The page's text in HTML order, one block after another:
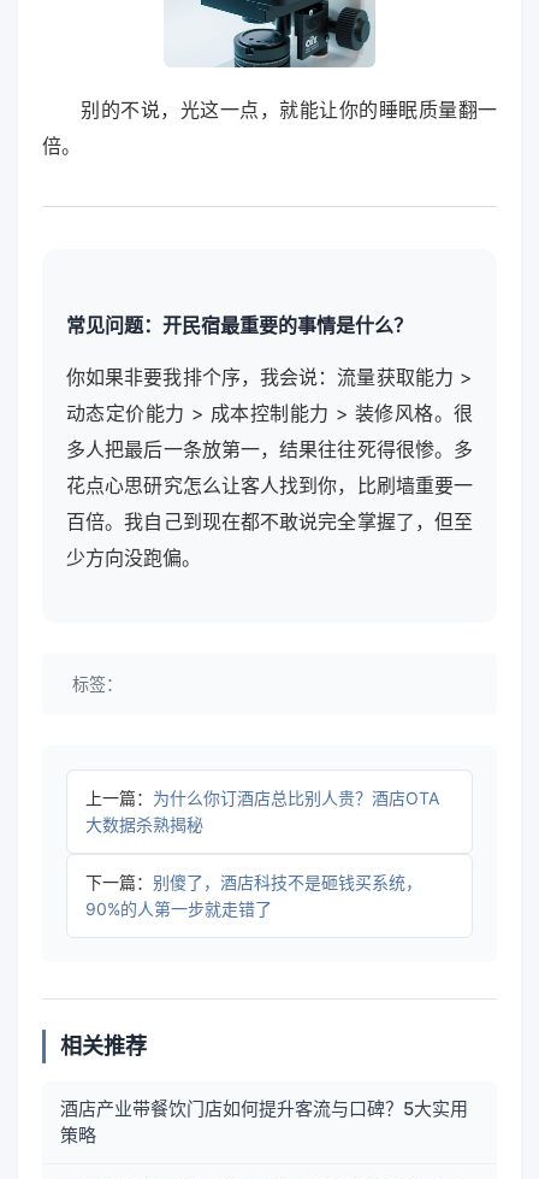
别的不说，光这一点，就能让你的睡眠质量翻一
倍。
常见问题：开民宿最重要的事情是什么？
你如果非要我排个序，我会说：流量获取能力 >
动态定价能力 > 成本控制能力 > 装修风格。很
多人把最后一条放第一，结果往往死得很惨。多
花点心思研究怎么让客人找到你，比刷墙重要一
百倍。我自己到现在都不敢说完全掌握了，但至
少方向没跑偏。
标签：
上一篇： 为什么你订酒店总比别人贵？酒店OTA
大数据杀熟揭秘
下一篇： 别傻了，酒店科技不是砸钱买系统，
90%的人第一步就走错了
相关推荐
酒店产业带餐饮门店如何提升客流与口碑？5大实用
策略